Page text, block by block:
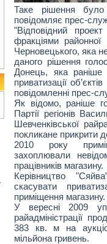
Таке рішення
повідомляє прес-
"Відповідний
фракціями
Черновецького, яка
даного рішення
Донець, яка раніше
приватизації
повідомленні прес-
Як відомо, раніше
Партії регіонів
Шевченківської
покликане прикрити
2010 року
захоплювали
працівників магазину.
Керівництво
скасувати
приміщення магазину.
У вересні 2009
райадміністрації
383 кв. м на
мільйона гривень.